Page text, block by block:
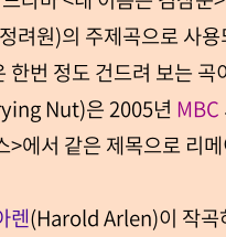
정려원)의 주제곡으로 사
한번 정도 건드려 보는 곡
Nut)은 2005년 MBC
>에서 같은 제목으로 리
렌(Harold Arlen)이 작곡